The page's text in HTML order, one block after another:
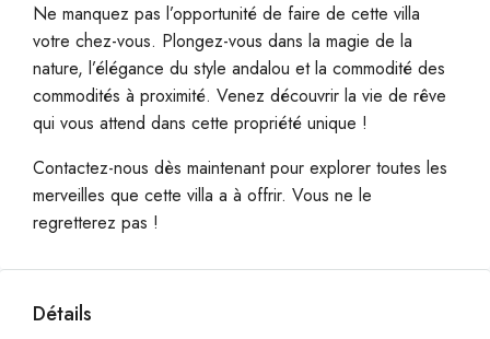
Ne manquez pas l’opportunité de faire de cette villa
votre chez-vous. Plongez-vous dans la magie de la
nature, l’élégance du style andalou et la commodité des
commodités à proximité. Venez découvrir la vie de rêve
qui vous attend dans cette propriété unique !
Contactez-nous dès maintenant pour explorer toutes les
merveilles que cette villa a à offrir. Vous ne le
regretterez pas !
Détails